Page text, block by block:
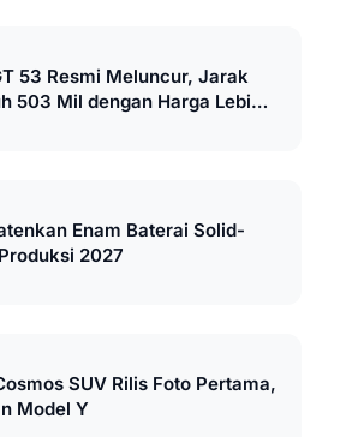
53 Resmi Meluncur, Jarak
503 Mil dengan Harga Lebih
Enam Baterai Solid-
2027
SUV Rilis Foto Pertama,
Model Y